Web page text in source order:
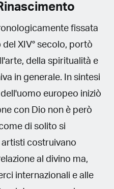
fissata
del XIV° secolo, portò
della spiritualità e
in generale. In sintesi
europeo iniziò
con Dio non è però
di solito si
artisti costruivano
al divino ma,
internazionali e alle